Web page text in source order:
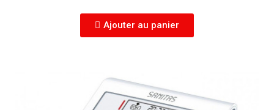
Ajouter au panier